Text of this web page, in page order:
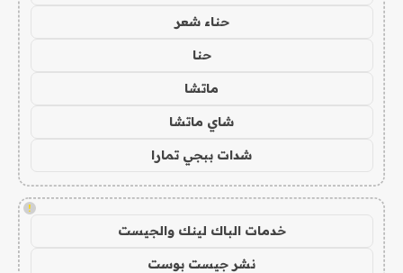
حناء شعر
حنا
ماتشا
شاي ماتشا
شدات ببجي تمارا
!
خدمات الباك لينك والجيست
نشر جيست بوست